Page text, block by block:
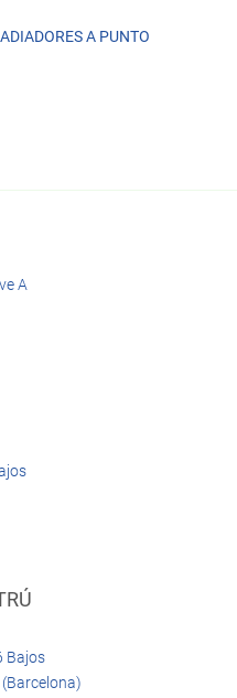
A PUNTO
A
Bajos